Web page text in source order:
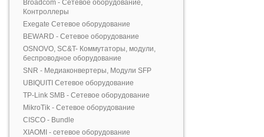
Broadcom - Сетевое оборудование,
Контроллеры
Exegate Сетевое оборудование
BEWARD - Сетевое оборудование
OSNOVO, SC&T- Коммутаторы, модули,
беспроводное оборудование
SNR - Медиаконвертеры, Модули SFP
UBIQUITI Сетевое оборудование
TP-Link SMB - Сетевое оборудование
MikroTik - Сетевое оборудование
CISCO - Bundle
XIAOMI - сетевое оборудование